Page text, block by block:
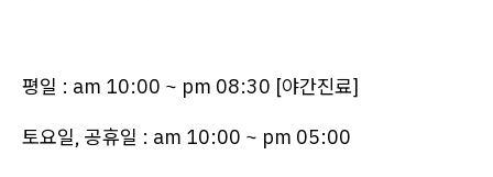
평일 : am 10:00 ~ pm 08:30 [야간진료]
토요일, 공휴일 : am 10:00 ~ pm 05:00